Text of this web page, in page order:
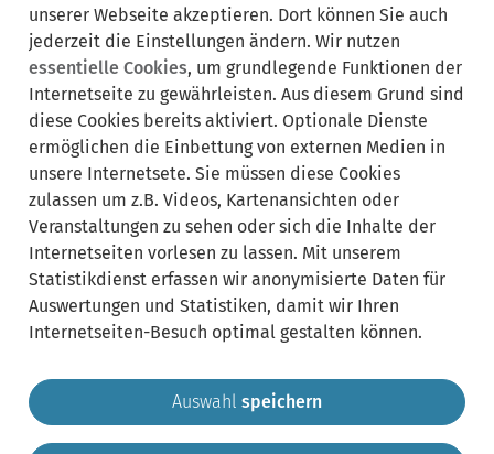
unserer Webseite akzeptieren. Dort können Sie auch
jederzeit die Einstellungen ändern. Wir nutzen
essentielle Cookies, um grundlegende Funktionen der
Internetseite zu gewährleisten. Aus diesem Grund sind
diese Cookies bereits aktiviert. Optionale Dienste
ermöglichen die Einbettung von externen Medien in
unsere Internetsete. Sie müssen diese Cookies
zulassen um z.B. Videos, Kartenansichten oder
Veranstaltungen zu sehen oder sich die Inhalte der
Internetseiten vorlesen zu lassen. Mit unserem
Statistikdienst erfassen wir anonymisierte Daten für
Auswertungen und Statistiken, damit wir Ihren
Internetseiten-Besuch optimal gestalten können.
Auswahl speichern